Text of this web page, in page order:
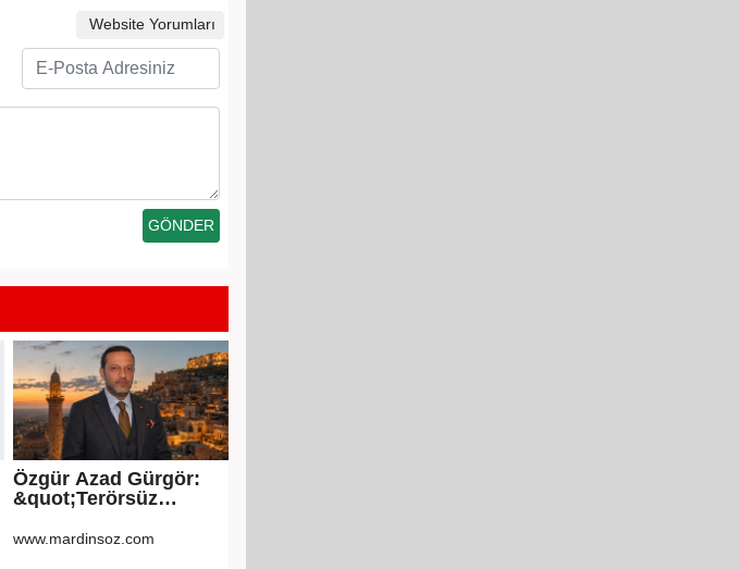
Website Yorumları
Özgür Azad Gürgör:
&quot;Terörsüz
Mardin Turizmi İçin
www.mardinsoz.com